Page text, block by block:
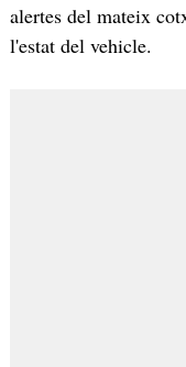
alertes del mateix
l'estat del vehicle.